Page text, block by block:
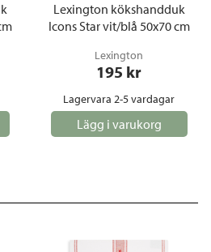
Lexington kökshandduk
Icons Star vit/blå 50x70 cm
Lexington
195 kr
Lagervara 2-5 vardagar
Lägg i varukorg